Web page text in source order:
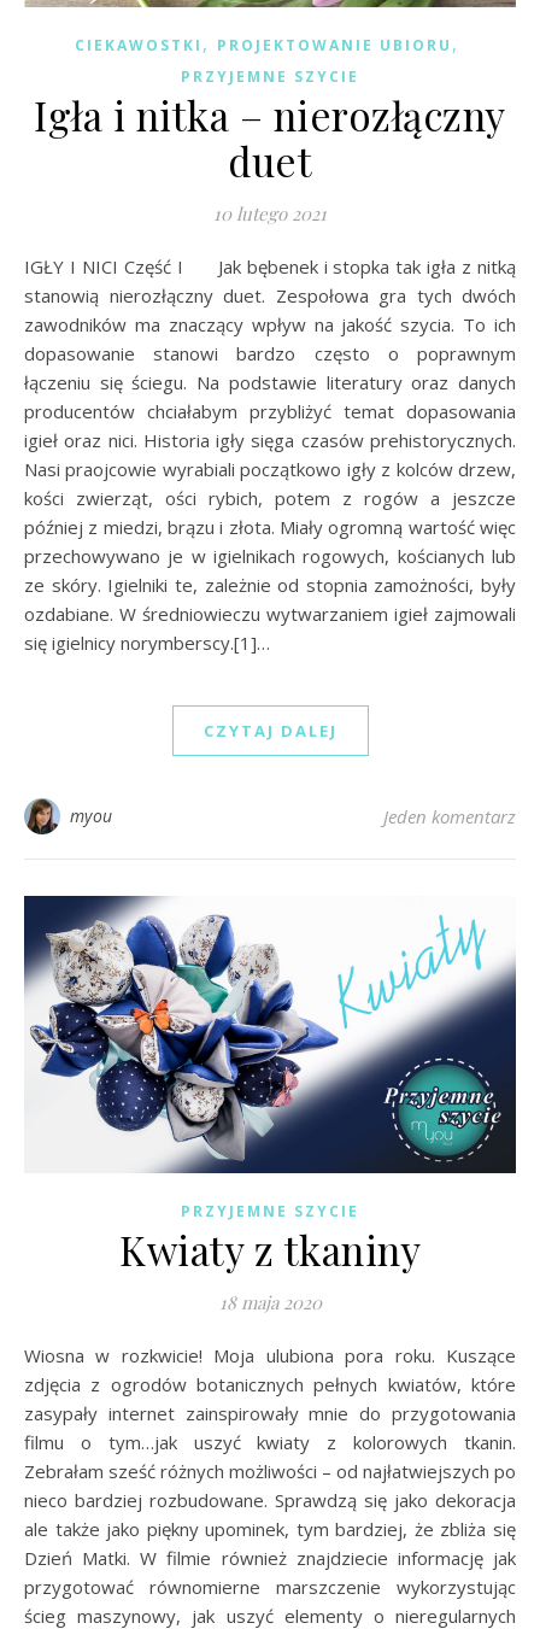
CIEKAWOSTKI , PROJEKTOWANIE UBIORU ,
PRZYJEMNE SZYCIE
Igła i nitka – nierozłączny
duet
10 lutego 2021
IGŁY I NICI Część I Jak bębenek i stopka tak igła z nitką
stanowią nierozłączny duet. Zespołowa gra tych dwóch
zawodników ma znaczący wpływ na jakość szycia. To ich
dopasowanie stanowi bardzo często o poprawnym
łączeniu się ściegu. Na podstawie literatury oraz danych
producentów chciałabym przybliżyć temat dopasowania
igieł oraz nici. Historia igły sięga czasów prehistorycznych.
Nasi praojcowie wyrabiali początkowo igły z kolców drzew,
kości zwierząt, ości rybich, potem z rogów a jeszcze
później z miedzi, brązu i złota. Miały ogromną wartość więc
przechowywano je w igielnikach rogowych, kościanych lub
ze skóry. Igielniki te, zależnie od stopnia zamożności, były
ozdabiane. W średniowieczu wytwarzaniem igieł zajmowali
się igielnicy norymberscy.[1]…
CZYTAJ DALEJ
myou Jeden komentarz
PRZYJEMNE SZYCIE
Kwiaty z tkaniny
18 maja 2020
Wiosna w rozkwicie! Moja ulubiona pora roku. Kuszące
zdjęcia z ogrodów botanicznych pełnych kwiatów, które
zasypały internet zainspirowały mnie do przygotowania
filmu o tym…jak uszyć kwiaty z kolorowych tkanin.
Zebrałam sześć różnych możliwości – od najłatwiejszych po
nieco bardziej rozbudowane. Sprawdzą się jako dekoracja
ale także jako piękny upominek, tym bardziej, że zbliża się
Dzień Matki. W filmie również znajdziecie informację jak
przygotować równomierne marszczenie wykorzystując
ścieg maszynowy, jak uszyć elementy o nieregularnych